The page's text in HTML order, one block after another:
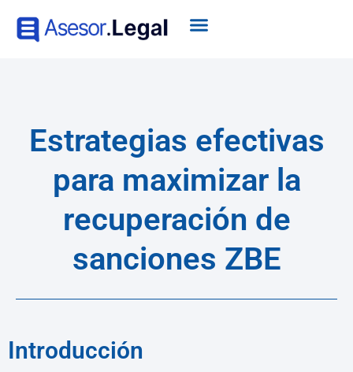
Estrategias efectivas
para maximizar la
recuperación de
sanciones ZBE
Introducción